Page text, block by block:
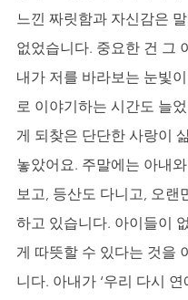
느낀 짜릿함과 자신감은
없었습니다. 중요한 건 그
내가 저를 바라보는 눈빛
로 이야기하는 시간도 늘
게 되찾은 단단한 사랑이
놓았어요. 주말에는 아내
보고, 등산도 다니고, 오랜
하고 있습니다. 아이들이
게 따뜻할 수 있다는 것을
니다. 아내가 ‘우리 다시